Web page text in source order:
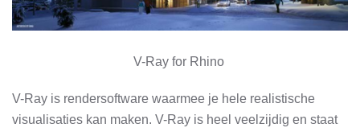
V-Ray for Rhino
V-Ray is rendersoftware waarmee je hele realistische
visualisaties kan maken. V-Ray is heel veelzijdig en staat